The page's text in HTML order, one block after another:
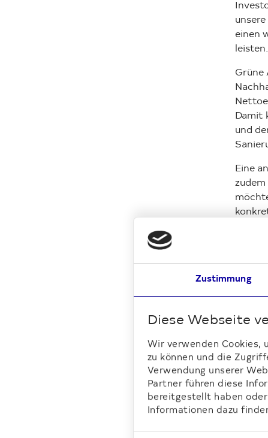
Zustimmung
Diese Webseite
Wir verwenden Cookies,
zu können und die
Verwendung unserer
Partner führen diese
bereitgestellt haben
Informationen dazu
einen
Grüne
Damit
und
Eine
Diese
ein
zu